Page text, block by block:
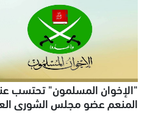
"الإخوان المسلمون" تحتسب
المنعم عضو مجلس الشورى